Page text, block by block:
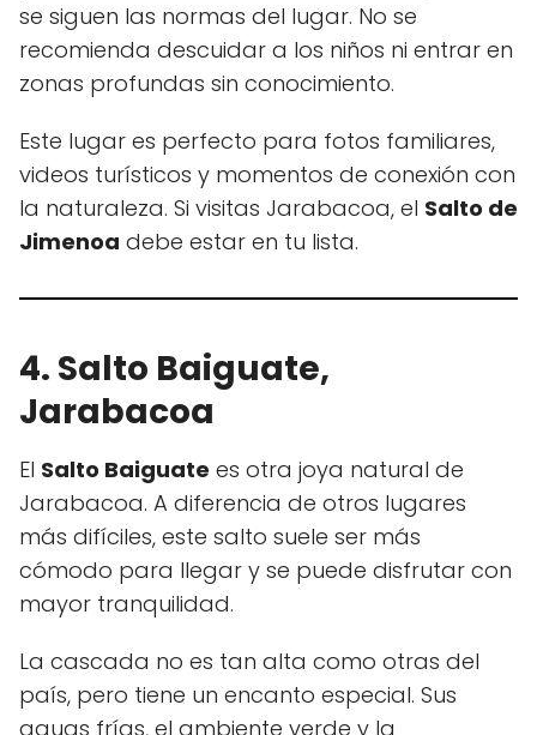
se siguen las normas del lugar. No se
recomienda descuidar a los niños ni entrar en
zonas profundas sin conocimiento.
Este lugar es perfecto para fotos familiares,
videos turísticos y momentos de conexión con
la naturaleza. Si visitas Jarabacoa, el Salto de
Jimenoa debe estar en tu lista.
4. Salto Baiguate,
Jarabacoa
El Salto Baiguate es otra joya natural de
Jarabacoa. A diferencia de otros lugares
más difíciles, este salto suele ser más
cómodo para llegar y se puede disfrutar con
mayor tranquilidad.
La cascada no es tan alta como otras del
país, pero tiene un encanto especial. Sus
aguas frías, el ambiente verde y la